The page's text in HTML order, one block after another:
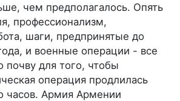
чем предполагалось. Опять
профессионализм,
шаги, предпринятые до
и военные операции - все
почву для того, чтобы
операция продлилась
часов. Армия Армении